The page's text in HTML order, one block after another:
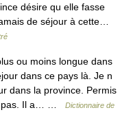
désire qu elle fasse
de séjour à cette…
ou moins longue dans
dans ce pays là. Je n
dans la province. Permis
pas. Il a… …
Dictionnaire de